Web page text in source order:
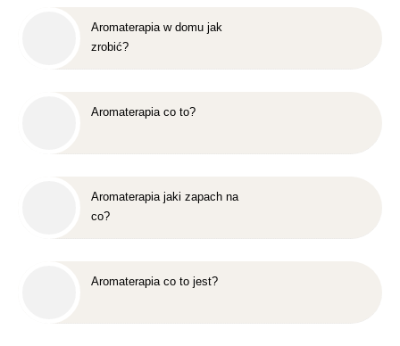
Aromaterapia w domu jak
zrobić?
Aromaterapia co to?
Aromaterapia jaki zapach na
co?
Aromaterapia co to jest?